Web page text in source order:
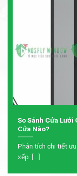
So Sánh Cửa Lưới
Cửa Nào?
Phân tích chi tiết
xếp. [...]